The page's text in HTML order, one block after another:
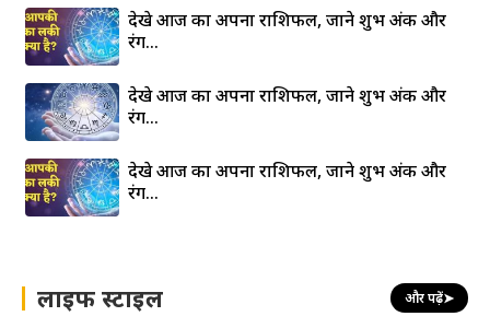
देखे आज का अपना राशिफल, जाने शुभ अंक और
रंग…
देखे आज का अपना राशिफल, जाने शुभ अंक और
रंग…
देखे आज का अपना राशिफल, जाने शुभ अंक और
रंग…
लाइफ स्टाइल और पढ़ें➤